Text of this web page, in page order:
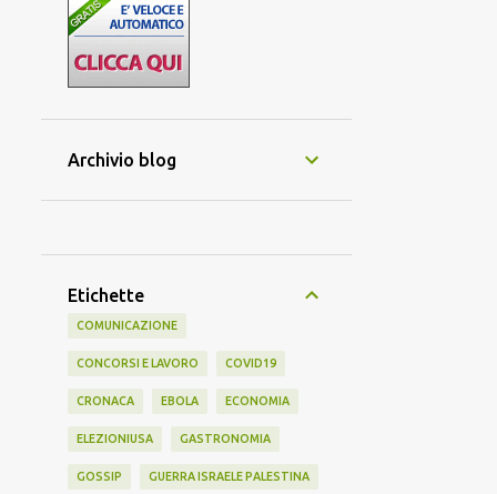
Archivio blog
Etichette
COMUNICAZIONE
CONCORSI E LAVORO COVID19
CRONACA EBOLA ECONOMIA
ELEZIONIUSA GASTRONOMIA
GOSSIP GUERRA ISRAELE PALESTINA